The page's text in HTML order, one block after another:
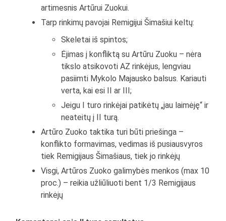
artimesnis Artūrui Zuokui.
Tarp rinkimų pavojai Remigijui Šimašiui keltų:
Skeletai iš spintos;
Ėjimas į konfliktą su Artūru Zuoku – nėra
tikslo atsikovoti AZ rinkėjus, lengviau
pasiimti Mykolo Majausko balsus. Kariauti
verta, kai esi II ar III;
Jeigu I turo rinkėjai patikėtų „jau laimėję“ ir
neateitų į II turą.
Artūro Zuoko taktika turi būti priešinga –
konflikto formavimas, vedimas iš pusiausvyros
tiek Remigijaus Šimašiaus, tiek jo rinkėjų
Visgi, Artūros Zuoko galimybės menkos (max 10
proc.) – reikia užliūliuoti bent 1/3 Remigijaus
rinkėjų